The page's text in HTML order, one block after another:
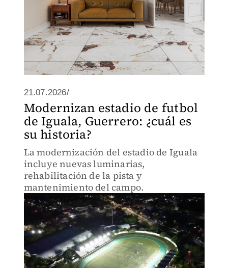
21.07.2026/
Modernizan estadio de futbol
de Iguala, Guerrero: ¿cuál es
su historia?
La modernización del estadio de Iguala
incluye nuevas luminarias,
rehabilitación de la pista y
mantenimiento del campo.